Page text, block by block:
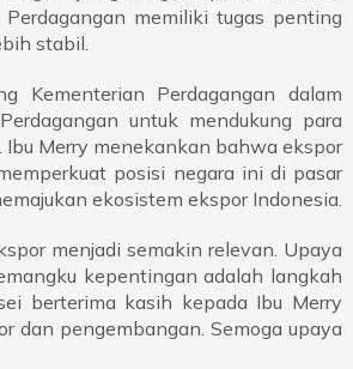
memiliki tugas penting
stabil.
Kementerian Perdagangan dalam
untuk mendukung para
Merry menekankan bahwa ekspor
posisi negara ini di pasar
ekosistem ekspor Indonesia.
menjadi semakin relevan. Upaya
kepentingan adalah langkah
berterima kasih kepada Ibu Merry
dan pengembangan. Semoga upaya